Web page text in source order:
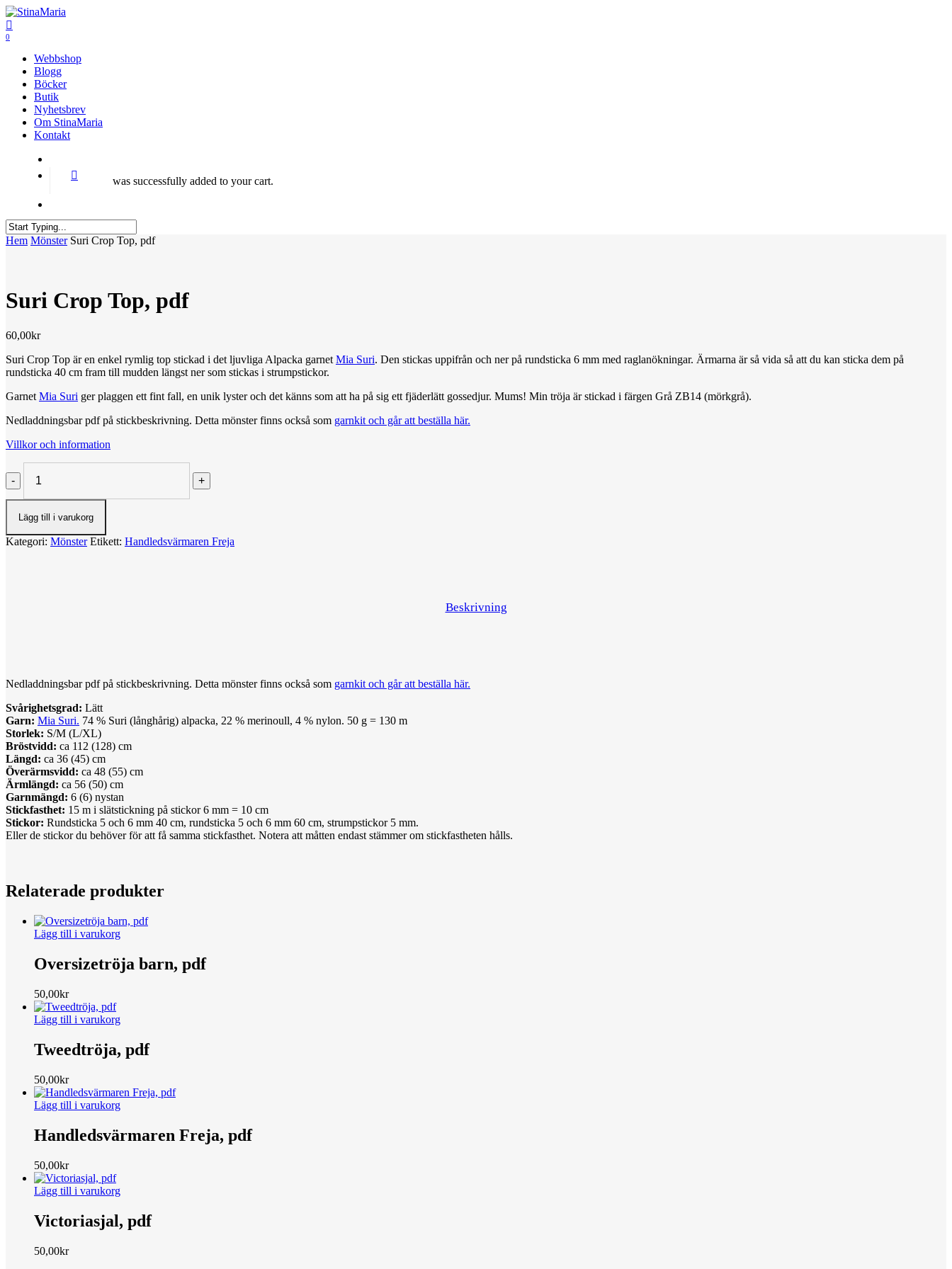
Skip
to
main
search
0
Webbshop
Blogg
Böcker
Butik
Nyhetsbrev
Om StinaMaria
Kontakt
search
was successfully added to your cart.
Close
Hem Mönster Suri Crop Top, pdf
Suri Crop Top, pdf
60,00kr
Suri Crop Top är en enkel rymlig top stickad i det ljuvliga Alpacka garnet Mia Suri. Den stickas uppifrån och ner på rundsticka 6 mm med raglanökningar. Ärmarna är så vida så att du kan sticka dem på
rundsticka 40 cm fram till mudden längst ner som stickas i strumpstickor.
Garnet Mia Suri ger plaggen ett fint fall, en unik lyster och det känns som att ha på sig ett fjäderlätt gossedjur. Mums! Min tröja är stickad i färgen Grå ZB14 (mörkgrå).
Nedladdningsbar pdf på stickbeskrivning. Detta mönster finns också som garnkit och går att beställa här.
Villkor och information
Crop
mängd
Lägg till i varukorg
Kategori: Mönster Etikett: Handledsvärmaren Freja
Beskrivning
Nedladdningsbar pdf på stickbeskrivning. Detta mönster finns också som garnkit och går att beställa här.
Svårighetsgrad: Lätt
Garn: Mia Suri. 74 % Suri (långhårig) alpacka, 22 % merinoull, 4 % nylon. 50 g = 130 m
Storlek: S/M (L/XL)
Bröstvidd: ca 112 (128) cm
Längd: ca 36 (45) cm
Överärmsvidd: ca 48 (55) cm
Ärmlängd: ca 56 (50) cm
Garnmängd: 6 (6) nystan
Stickfasthet: 15 m i slätstickning på stickor 6 mm = 10 cm
Stickor: Rundsticka 5 och 6 mm 40 cm, rundsticka 5 och 6 mm 60 cm, strumpstickor 5 mm.
Eller de stickor du behöver för att få samma stickfasthet. Notera att måtten endast stämmer om stickfastheten hålls.
Relaterade produkter
Lägg till i varukorg
Oversizetröja barn, pdf
50,00kr
Lägg till i varukorg
Tweedtröja, pdf
50,00kr
Lägg till i varukorg
Handledsvärmaren Freja, pdf
50,00kr
Lägg till i varukorg
Victoriasjal, pdf
50,00kr